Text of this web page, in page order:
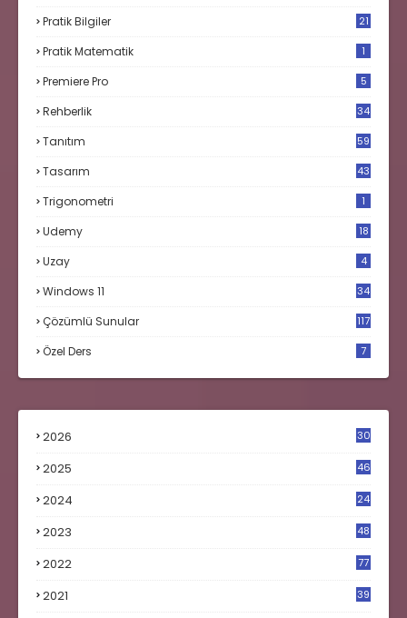
Pratik Bilgiler 21
Pratik Matematik 1
Premiere Pro 5
Rehberlik 34
Tanıtım 59
Tasarım 43
Trigonometri 1
Udemy 18
Uzay 4
Windows 11 34
Çözümlü Sunular 117
Özel Ders 7
2026 30
2025 46
2024 24
2023
48
2022 77
2021 39